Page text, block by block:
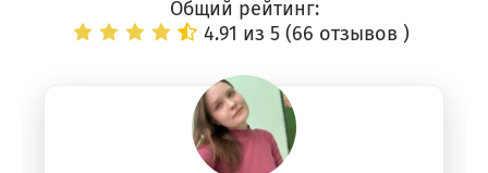
Общий рейтинг:
4.91 из 5 (66 отзывов )